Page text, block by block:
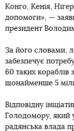
Конго, Кенія,
допомоги», —
президент
За його словами,
забезпечує
60 таких кораблів
щонайменше 5
Відповідну
Голодомору, який
радянська влада